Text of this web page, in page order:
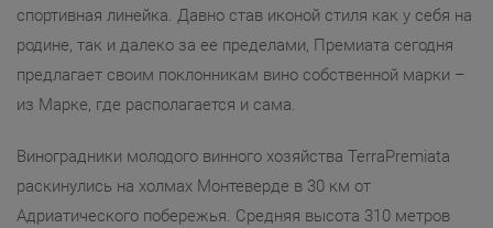
спортивная линейка. Давно став иконой стиля как у себя на
родине, так и далеко за ее пределами, Премиата сегодня
предлагает своим поклонникам вино собственной марки –
из Марке, где располагается и сама.
Виноградники молодого винного хозяйства TerraPremiata
раскинулись на холмах Монтеверде в 30 км от
Адриатического побережья. Средняя высота 310 метров